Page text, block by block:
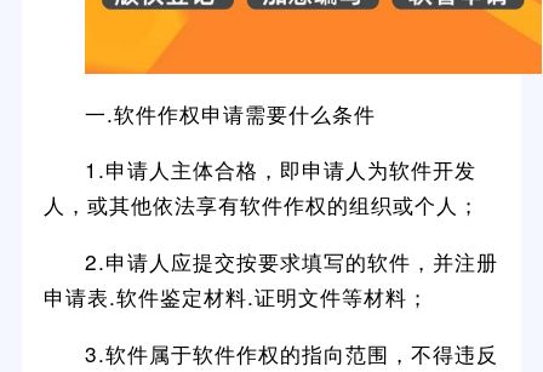
一.软件作权申请需要什么条件
1.申请人主体合格，即申请人为软件开发
人，或其他依法享有软件作权的组织或个人；
2.申请人应提交按要求填写的软件，并注册
申请表.软件鉴定材料.证明文件等材料；
3.软件属于软件作权的指向范围，不得违反